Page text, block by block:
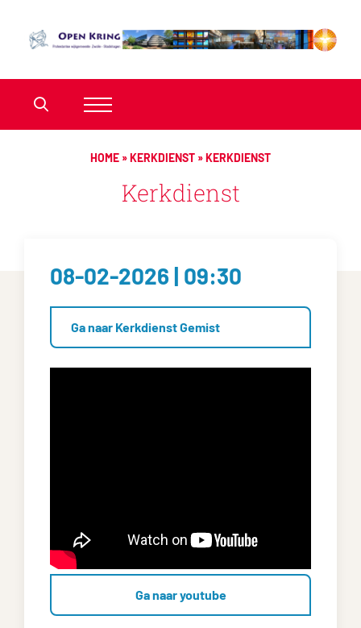
HOME »KERKDIENST »KERKDIENST
Kerkdienst
08-02-2026 | 09:30
Ga naar Kerkdienst Gemist
Ga naar youtube